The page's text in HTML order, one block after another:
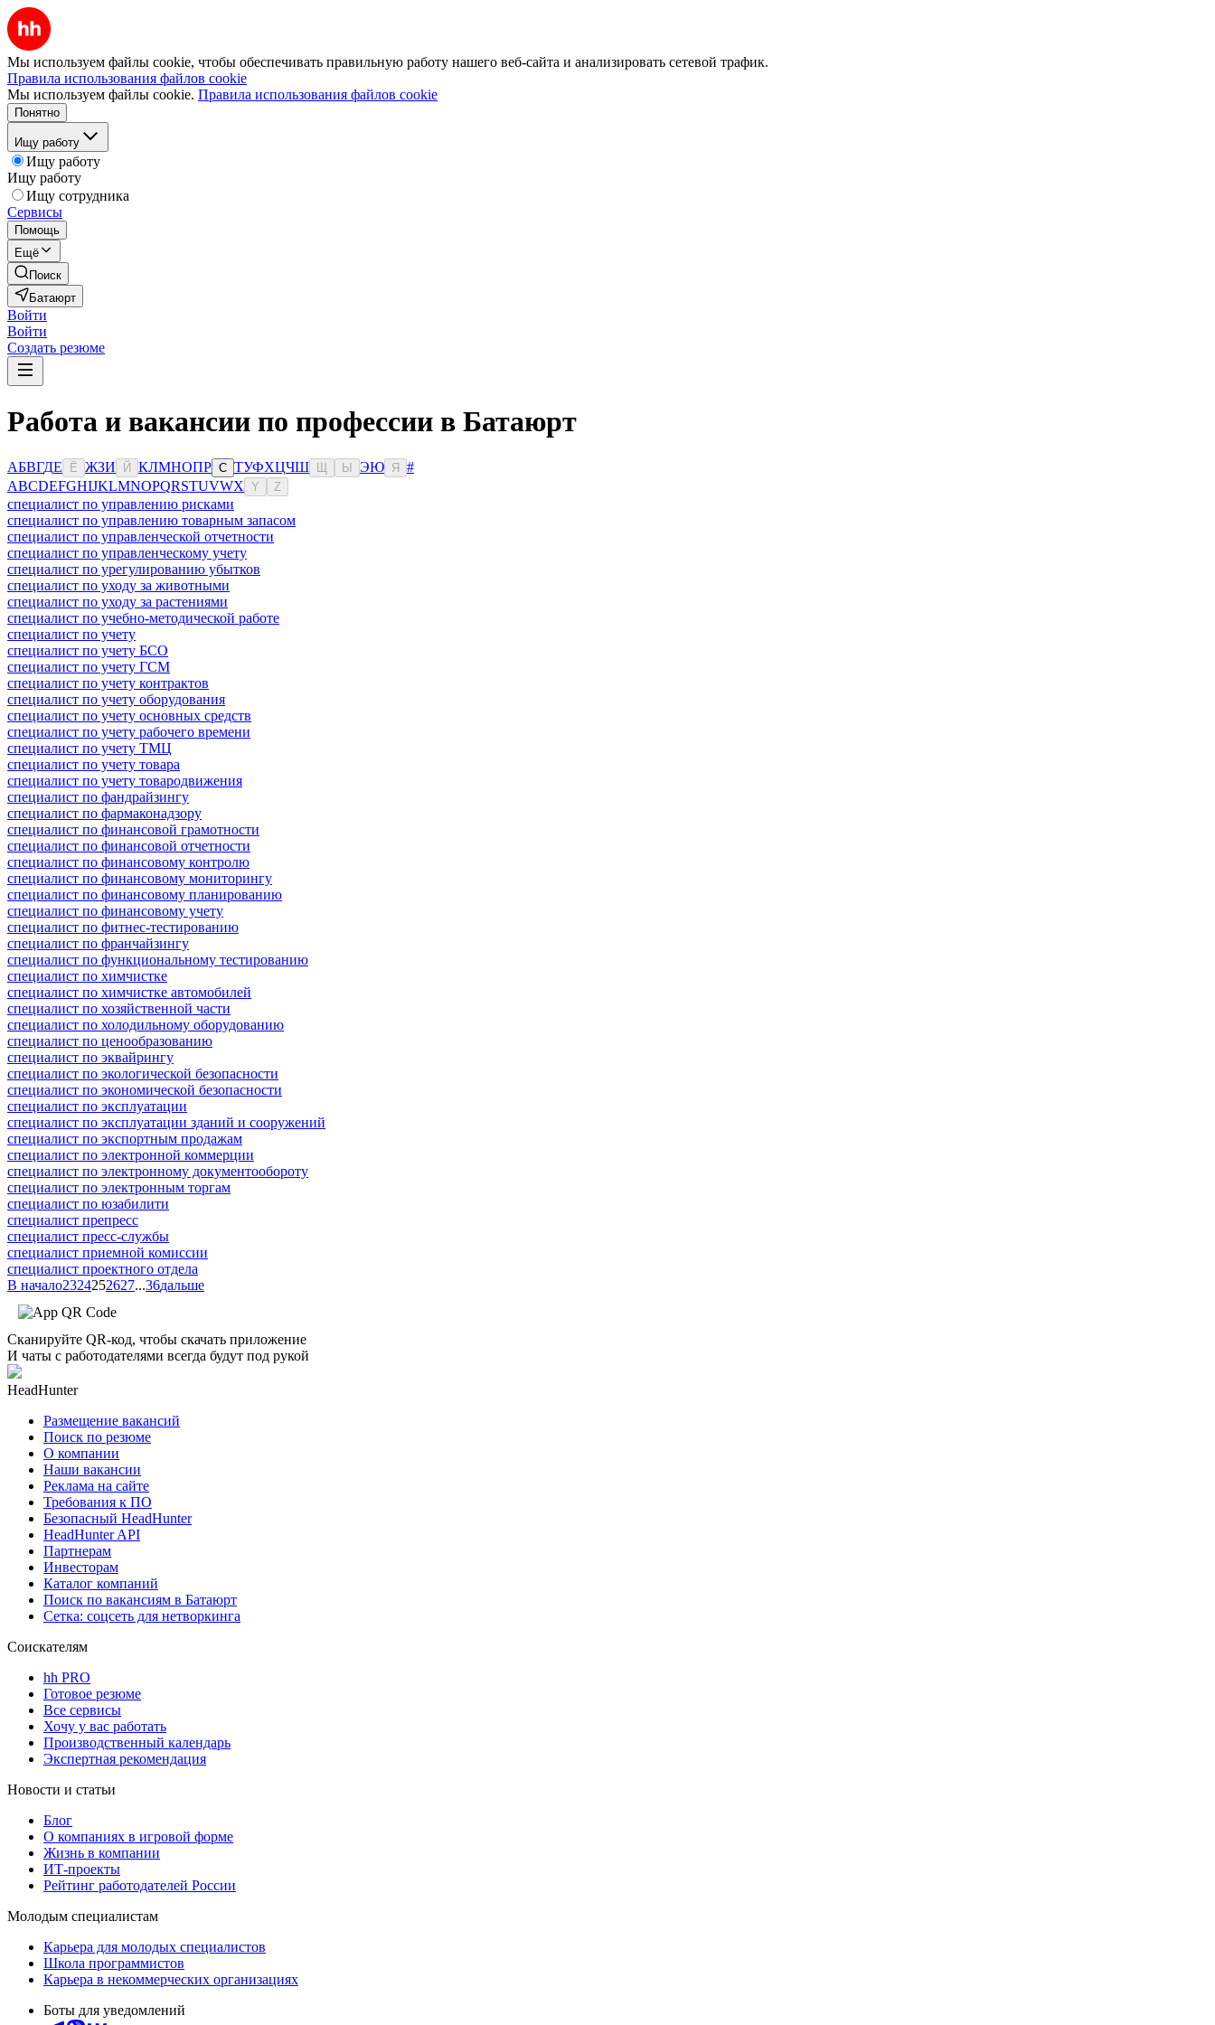
Мы используем файлы cookie, чтобы обеспечивать правильную работу нашего веб-сайта и анализировать сетевой трафик.
Правила использования файлов cookie
Мы используем файлы cookie. Правила использования файлов cookie
Понятно
Ищу работу
Ищу работу
Ищу работу
Ищу сотрудника
Сервисы
Помощь
Ещё
Поиск
Батаюрт
Войти
Войти
Создать резюме
Работа и вакансии по профессии в Батаюрт
АБВГДЕ Ё ЖЗИ Й КЛМНОПР С ТУФХЦЧШ Ы ЭЮ Я
#
ABCDEFGHIJKLMNOPQRSTUVWX Y Z
специалист по управлению рисками
специалист по управлению товарным запасом
специалист по управленческой отчетности
специалист по управленческому учету
специалист по урегулированию убытков
специалист по уходу за животными
специалист по уходу за растениями
специалист по учебно-методической работе
специалист по учету
специалист по учету БСО
специалист по учету ГСМ
специалист по учету контрактов
специалист по учету оборудования
специалист по учету основных средств
специалист по учету рабочего времени
специалист по учету ТМЦ
специалист по учету товара
специалист по учету товародвижения
специалист по фандрайзингу
специалист по фармаконадзору
специалист по финансовой грамотности
специалист по финансовой отчетности
специалист по финансовому контролю
специалист по финансовому мониторингу
специалист по финансовому планированию
специалист по финансовому учету
специалист по фитнес-тестированию
специалист по франчайзингу
специалист по функциональному тестированию
специалист по химчистке
специалист по химчистке автомобилей
специалист по хозяйственной части
специалист по холодильному оборудованию
специалист по ценообразованию
специалист по эквайрингу
специалист по экологической безопасности
специалист по экономической безопасности
специалист по эксплуатации
специалист по эксплуатации зданий и сооружений
специалист по экспортным продажам
специалист по электронной коммерции
специалист по электронному документообороту
специалист по электронным торгам
специалист по юзабилити
специалист препресс
специалист пресс-службы
специалист приемной комиссии
специалист проектного отдела
В начало2324252627...36дальше
Сканируйте QR-код, чтобы скачать приложение
И чаты с работодателями всегда будут под рукой
HeadHunter
Размещение вакансий
Поиск по резюме
О компании
Наши вакансии
Реклама на сайте
Требования к ПО
Безопасный HeadHunter
HeadHunter API
Партнерам
Инвесторам
Каталог компаний
Поиск по вакансиям в Батаюрт
Сетка: соцсеть для нетворкинга
Соискателям
hh PRO
Готовое резюме
Все сервисы
Хочу у вас работать
Производственный календарь
Экспертная рекомендация
Новости и статьи
Блог
О компаниях в игровой форме
Жизнь в компании
ИТ-проекты
Рейтинг работодателей России
Молодым специалистам
Карьера для молодых специалистов
Школа программистов
Карьера в некоммерческих организациях
Боты для уведомлений